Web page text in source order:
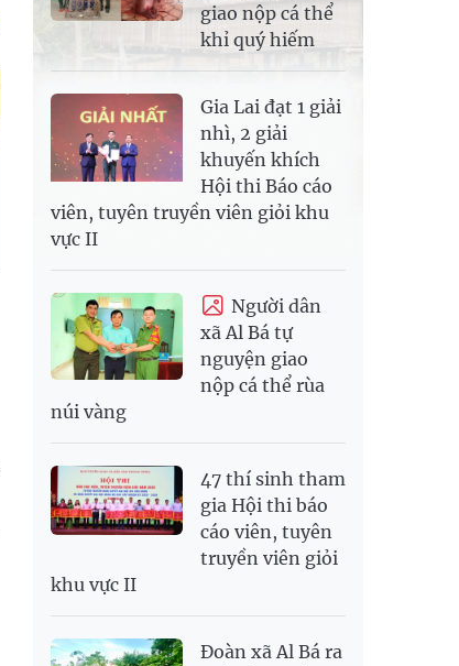
giao nộp cá thể
khỉ quý hiếm
Gia Lai đạt 1 giải
nhì, 2 giải
khuyến khích
Hội thi Báo cáo
viên, tuyên truyền viên giỏi khu
vực II
Người dân
xã Al Bá tự
nguyện giao
nộp cá thể rùa
núi vàng
47 thí sinh tham
gia Hội thi báo
cáo viên, tuyên
truyền viên giỏi
khu vực II
Đoàn xã Al Bá ra